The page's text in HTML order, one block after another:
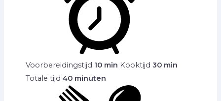
Voorbereidingstijd 10 min Kooktijd 30 min
Totale tijd 40 minuten